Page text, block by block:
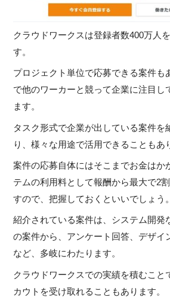
クラウドワークスは登録者数400万人
す。
プロジェクト単位で応募できる案件も
で他のワーカーと競って企業に注目し
ます。
タスク形式で企業が出している案件を
り、様々な用途で活用できることもあ
案件の応募自体にはそこまでお金はか
テムの利用料として報酬から最大で2
すので、把握しておくといいでしょう。
紹介されている案件は、システム開発
の案件から、アンケート回答、デザイ
など、多岐にわたります。
クラウドワークスでの実績を積むこと
カウトを受け取れることもあります。